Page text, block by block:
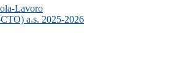
Lavoro
a.s. 2025-2026